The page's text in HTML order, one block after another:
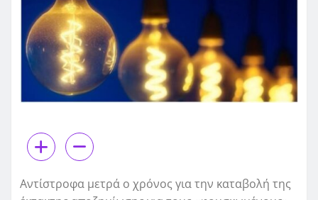
Αντίστροφα μετρά ο χρόνος για την καταβολή της